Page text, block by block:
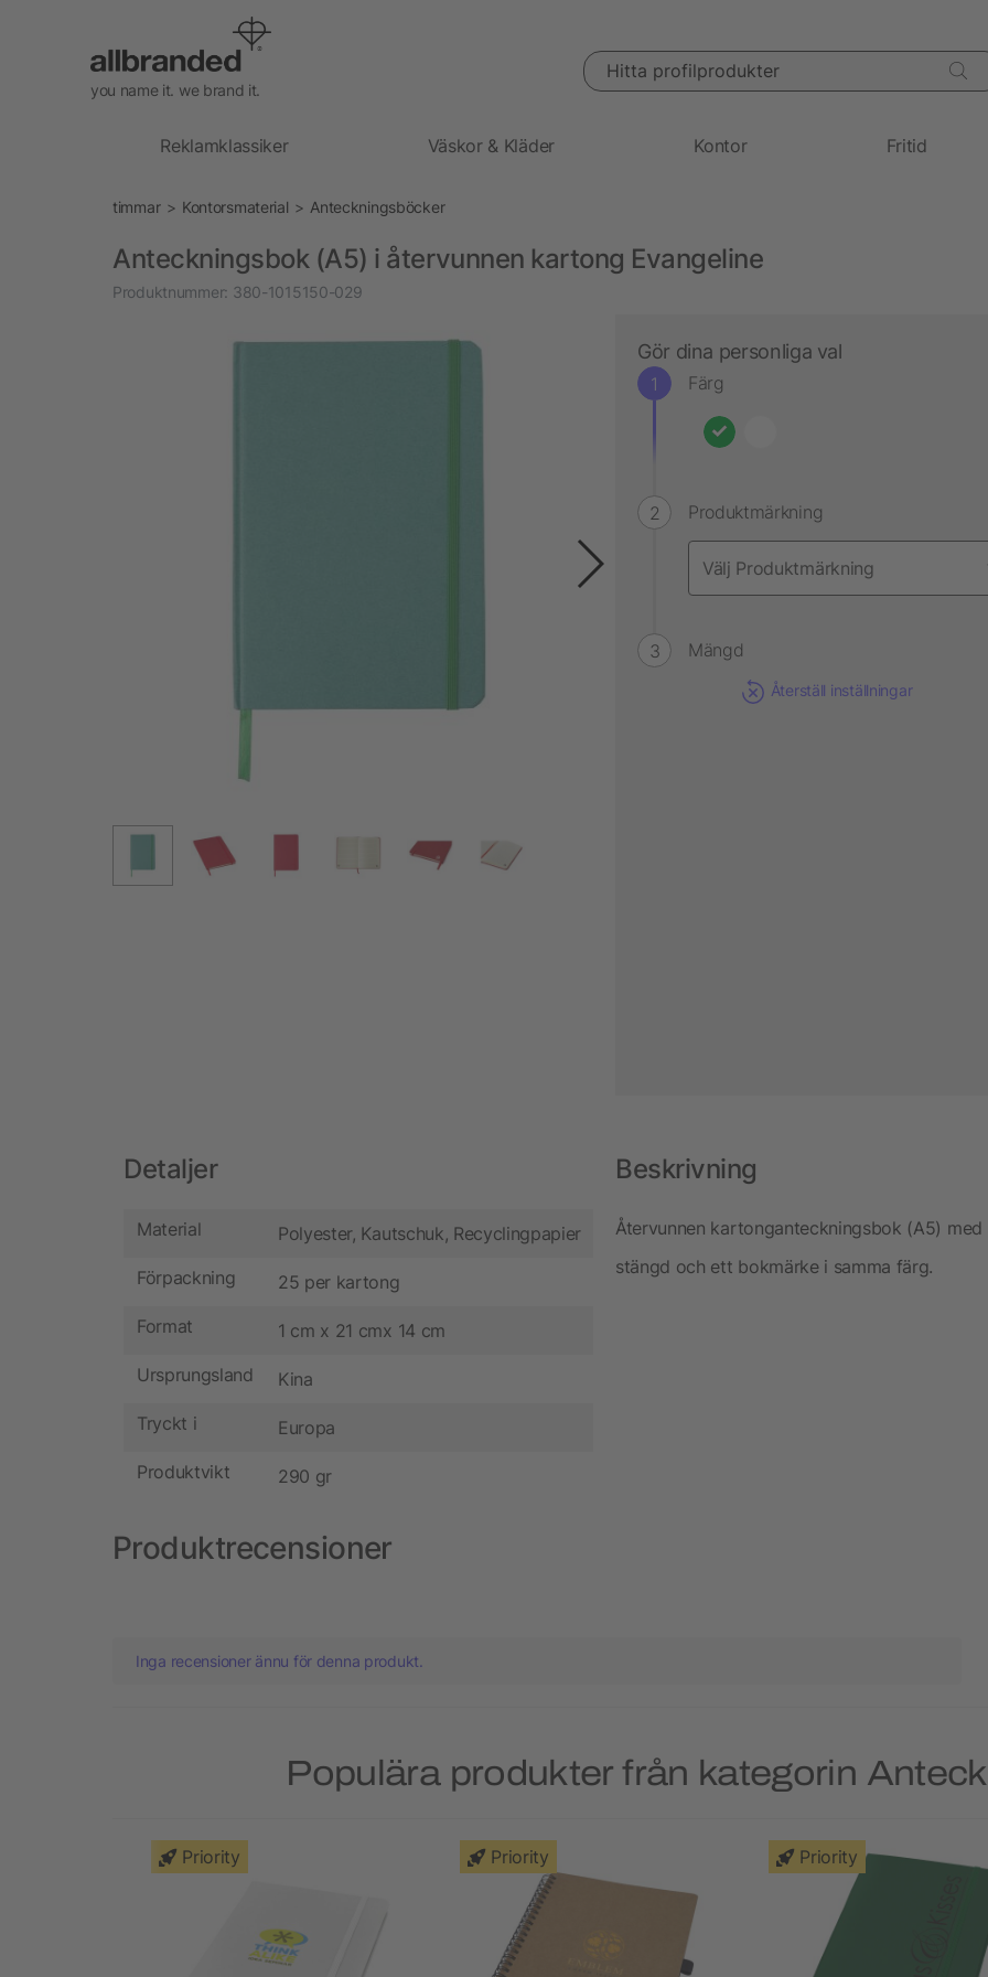
you name it. we brand it.
Hitta profilprodukter
Reklamklassiker Väskor & Kläder Kontor Fritid
timmar Kontorsmaterial Anteckningsböcker
Anteckningsbok (A5) i återvunnen kartong Evangeline
Produktnummer: 380-1015150-029
Gör dina personliga val
Färg
Produktmärkning
Mängd
Återställ inställningar
Detaljer
Material Polyester, Kautschuk, Recyclingpapier
Förpackning 25 per kartong
Format 1 cm x 21 cmx 14 cm
Ursprungsland Kina
Tryckt i Europa
Produktvikt 290 gr
Beskrivning
Återvunnen kartonganteckningsbok (A5)
stängd och ett bokmärke i samma färg.
Produktrecensioner
Inga recensioner ännu för denna produkt.
Populära produkter från kategorin
Priority Priority Priority